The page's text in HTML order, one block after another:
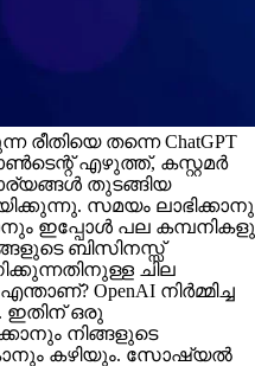
തന്നെ ChatGPT
എഴുത്ത്, കസ്റ്റമർ
തുടങ്ങിയ
സമയം
ഇപ്പോൾ പല
ബിസിനസ്സ്
ചില
OpenAI നിർമ്മിച്ച
ഇതിന് ഒരു
നിങ്ങളുടെ
കഴിയും. സോഷ്യൽ